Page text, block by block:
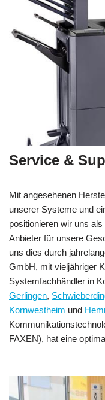
Service &
Mit angesehenen
unserer Systeme und
positionieren wir uns
Anbieter für unsere
uns dies durch
GmbH, mit vieljähriger
Systemfachhändler in
Gerlingen,
Kornwestheim und
FAXEN), hat eine